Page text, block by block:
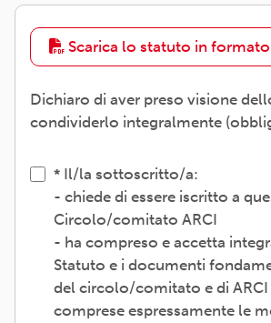
Scarica lo statuto in formato
Dichiaro di aver preso visione
condividerlo integralmente
Il/la sottoscritto/a:
- chiede di essere iscritto a
Circolo/comitato ARCI
- ha compreso e accetta
Statuto e i documenti
del circolo/comitato e di ARCI
comprese espressamente le